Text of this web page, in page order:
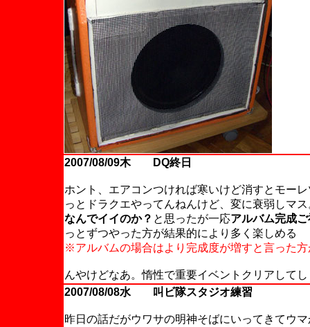
2007/08/09木 DQ終日
ホント、エアコンつければ寒いけど消すとモー
っとドラクエやってんねんけど、変に衰弱しマ
なんでイイのか？ と思ったが一応アルバム完成
っとずつやった方が結果的により多く楽しめる
※アルバムの場合はより完成度が増すと言った
んやけどなあ。惰性で重要イベントクリアして
2007/08/08水 叫ビ隊スタジオ練習
昨日の話だがウワサの明神そばにいってきてウ